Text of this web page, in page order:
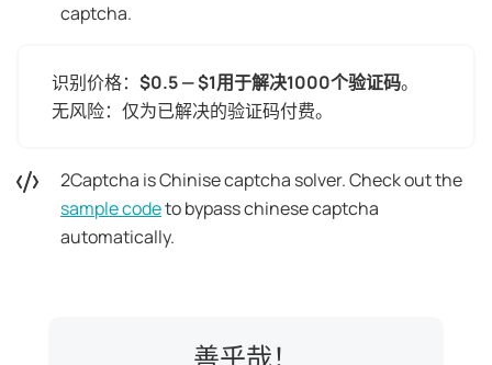
captcha.
识别价格： $0.5 — $1用于解决1000个验证码。
无风险：仅为已解决的验证码付费。
2Captcha is Chinise captcha solver. Check out the
sample codeto bypass chinese captcha
automatically.
善乎哉！